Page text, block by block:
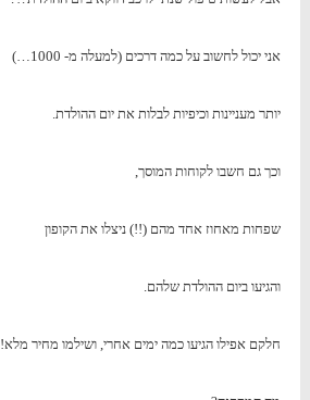
אני יכול לחשוב על כמה דרכים (למעלה מ- 1000…)
יותר מעניינות וכיפיות לבלות את יום ההולדת.
וכך גם חשבו לקוחות המוסך,
שפחות מאחוז אחד מהם (!!) ניצלו את הקופון
והגיעו ביום ההולדת שלהם.
חלקם אפילו הגיעו כמה ימים אחרי, ושילמו מחיר מלא!